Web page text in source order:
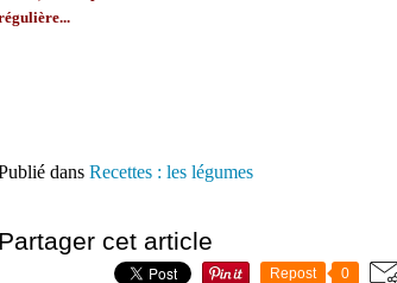
dans Recettes : les légumes
Partager cet article
Repost 0